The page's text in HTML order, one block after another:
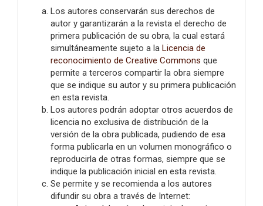
Los autores conservarán sus derechos de
autor y garantizarán a la revista el derecho de
primera publicación de su obra, la cual estará
simultáneamente sujeto a la Licencia de
reconocimiento de Creative Commons que
permite a terceros compartir la obra siempre
que se indique su autor y su primera publicación
en esta revista.
Los autores podrán adoptar otros acuerdos de
licencia no exclusiva de distribución de la
versión de la obra publicada, pudiendo de esa
forma publicarla en un volumen monográfico o
reproducirla de otras formas, siempre que se
indique la publicación inicial en esta revista.
Se permite y se recomienda a los autores
difundir su obra a través de Internet: